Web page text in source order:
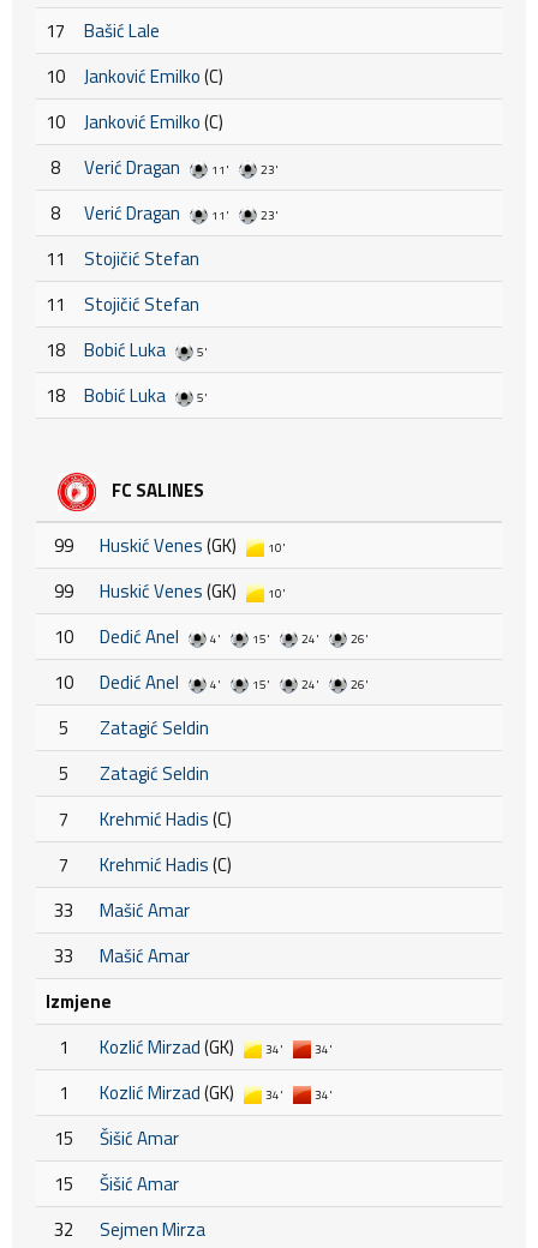
17
Bašić Lale
10
Janković Emilko(C)
10
Janković Emilko(C)
8
Verić Dragan 11' 23'
8 Verić Dragan 11' 23'
11
Stojičić Stefan
11
Stojičić Stefan
18
Bobić Luka 5'
18 Bobić Luka 5'
FC SALINES
99 Huskić Venes(GK) 10'
99 Huskić Venes(GK) 10'
10 Dedić Anel 4' 15' 24' 26'
10 Dedić Anel 4' 15' 24' 26'
5
Zatagić Seldin
5
Zatagić Seldin
7
Krehmić Hadis(C)
7
Krehmić Hadis(C)
33
Mašić Amar
33
Mašić Amar
Izmjene
1
Kozlić Mirzad(GK) 34' 34'
1 Kozlić Mirzad(GK) 34' 34'
15
Šišić Amar
15
Šišić Amar
32
Sejmen Mirza